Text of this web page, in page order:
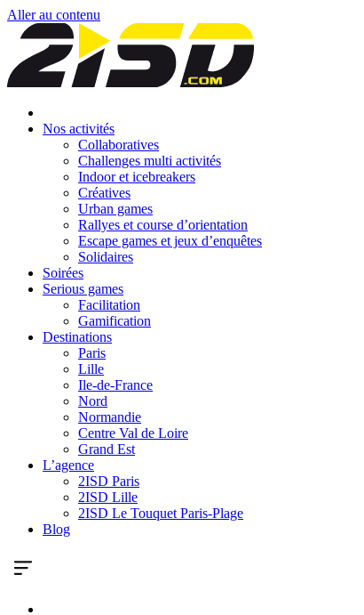
Aller au contenu
Nos activités
Collaboratives
Challenges multi activités
Indoor et icebreakers
Créatives
Urban games
Rallyes et course d’orientation
Escape games et jeux d’enquêtes
Solidaires
Soirées
Serious games
Facilitation
Gamification
Destinations
Paris
Lille
Ile-de-France
Nord
Normandie
Centre Val de Loire
Grand Est
L’agence
2ISD Paris
2ISD Lille
2ISD Le Touquet Paris-Plage
Blog